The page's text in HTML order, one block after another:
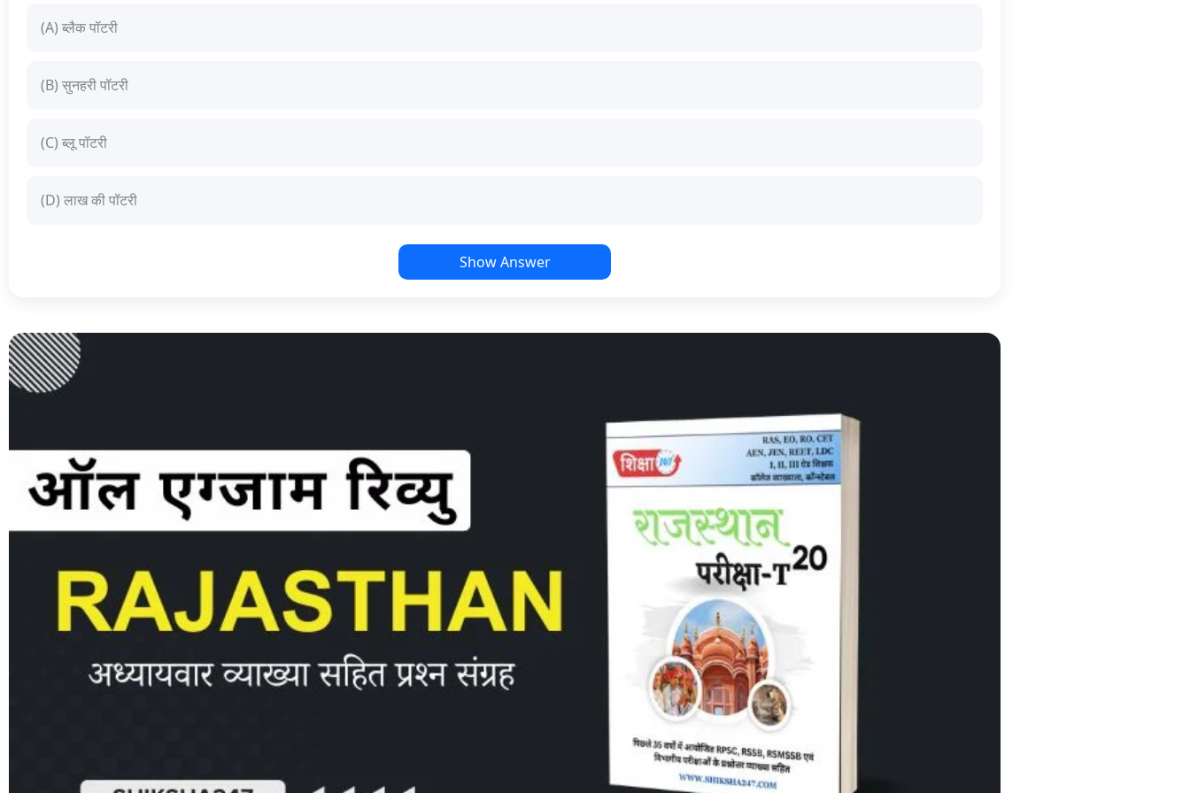
(A) ब्लैक पॉटरी
(B) सुनहरी पॉटरी
(C) ब्लू पॉटरी
(D) लाख की पॉटरी
Show Answer